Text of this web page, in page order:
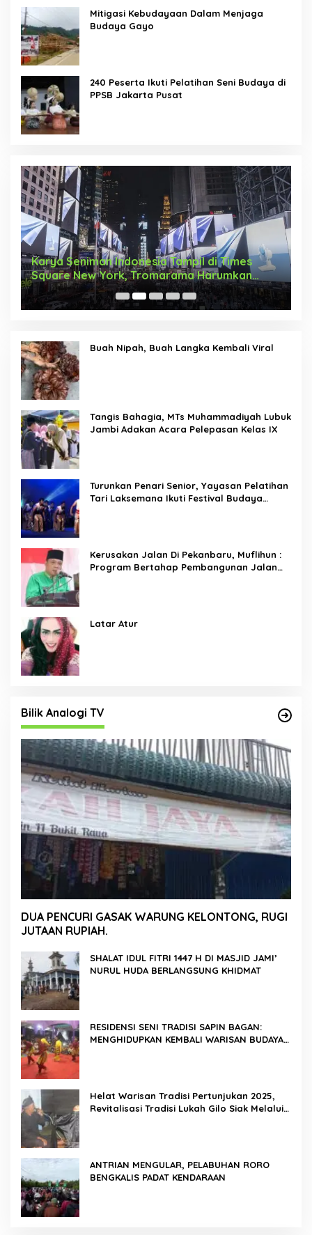
Mitigasi Kebudayaan Dalam Menjaga
Budaya Gayo
240 Peserta Ikuti Pelatihan Seni Budaya di
PPSB Jakarta Pusat
Karya Seniman Indonesia Tampil di Times
Square New York, Tromarama Harumkan
Nama Bangsa
Buah Nipah, Buah Langka Kembali Viral
Tangis Bahagia, MTs Muhammadiyah Lubuk
Jambi Adakan Acara Pelepasan Kelas IX
Turunkan Penari Senior, Yayasan Pelatihan
Tari Laksemana Ikuti Festival Budaya
Kerusakan Jalan Di Pekanbaru, Muflihun :
Program Bertahap Pembangunan Jalan
Latar Atur
Bilik Analogi TV
DUA PENCURI GASAK WARUNG KELONTONG, RUGI
JUTAAN RUPIAH.
SHALAT IDUL FITRI 1447 H DI MASJID JAMI’
NURUL HUDA BERLANGSUNG KHIDMAT
RESIDENSI SENI TRADISI SAPIN BAGAN:
MENGHIDUPKAN KEMBALI WARISAN BUDAYA
Helat Warisan Tradisi Pertunjukan 2025,
Revitalisasi Tradisi Lukah Gilo Siak Melalui
ANTRIAN MENGULAR, PELABUHAN RORO
BENGKALIS PADAT KENDARAAN